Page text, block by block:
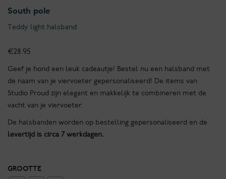
South pole
Teddy light halsband
€28.95
Geef je hond een leuk cadeautje! Bestel nu een halsband met
de naam van je viervoeter gepersonaliseerd! De items van
Studio Proud zijn elegant en makkelijk te combineren met de
vacht van je viervoeter.
De halsbanden worden op bestelling gepersonaliseerd en de
levertijd is circa 7 werkdagen.
GROOTTE